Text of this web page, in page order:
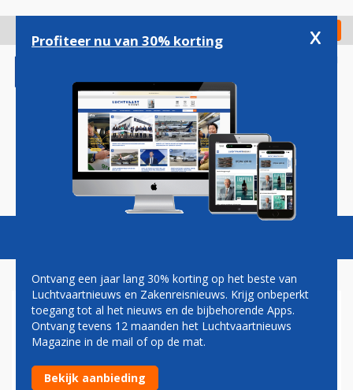
gaan
Check in
Magazine Podcasts Vacatures
WIZZ AIR VS. RYANAIR: BEIDE
PRIJSVECHTERS OPENEN
BASIS IN VENETIË
Profiteer nu van 30% korting x
Ontvang een jaar lang 30% korting op het beste van
Luchtvaartnieuws en Zakenreisnieuws. Krijg onbeperkt
toegang tot al het nieuws en de bijbehorende Apps.
Ontvang tevens 12 maanden het Luchtvaartnieuws
Magazine in de mail of op de mat.
Bekijk aanbieding